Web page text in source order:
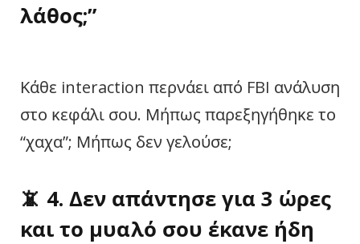
λάθος;”
Κάθε interaction περνάει από FBI ανάλυση
στο κεφάλι σου. Μήπως παρεξηγήθηκε το
“χαχα”; Μήπως δεν γελούσε;
📵 4. Δεν απάντησε για 3 ώρες
και το μυαλό σου έκανε ήδη